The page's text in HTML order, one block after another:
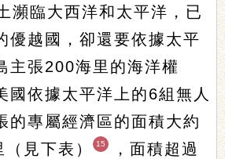
瀕臨大西洋和太平洋，已
優越國，卻還要依據太平
主張200海里的海洋權
國依據太平洋上的6組無人
的專屬經濟區的面積大約
見下表）
15
，面積超過